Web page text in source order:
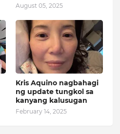
August 05, 2025
Kris Aquino nagbahagi
ng update tungkol sa
kanyang kalusugan
February 14, 2025